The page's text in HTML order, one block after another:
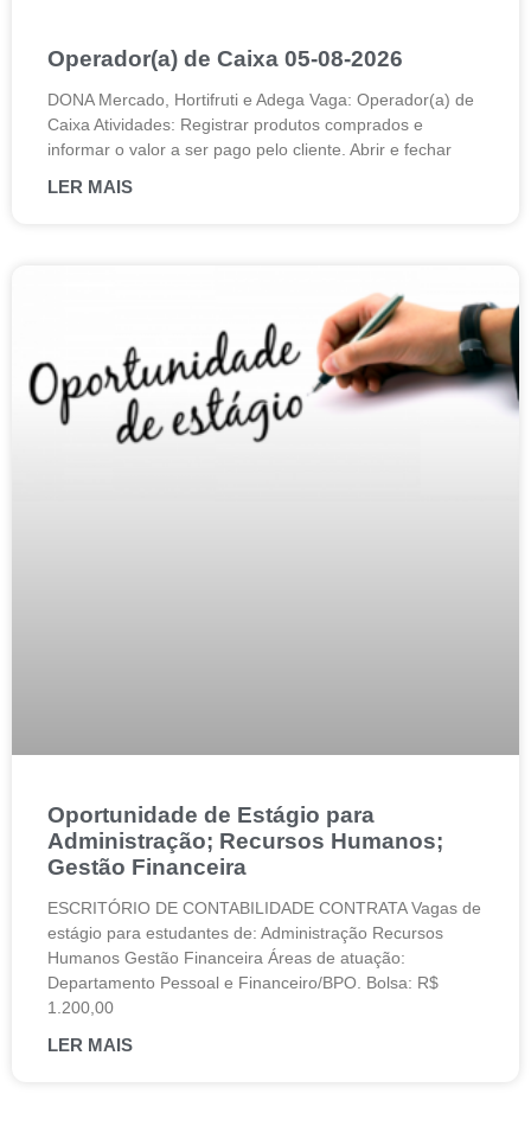
Operador(a) de Caixa 05-08-2026
DONA Mercado, Hortifruti e Adega Vaga: Operador(a) de
Caixa Atividades: Registrar produtos comprados e
informar o valor a ser pago pelo cliente. Abrir e fechar
LER MAIS
Oportunidade de Estágio para
Administração; Recursos Humanos;
Gestão Financeira
ESCRITÓRIO DE CONTABILIDADE CONTRATA Vagas de
estágio para estudantes de: Administração Recursos
Humanos Gestão Financeira Áreas de atuação:
Departamento Pessoal e Financeiro/BPO. Bolsa: R$
1.200,00
LER MAIS